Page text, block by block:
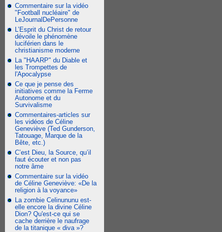
Commentaire sur la vidéo
"Football nucléaire" de
LeJournalDePersonne
L’Esprit du Christ de retour
dévoile le phénomène
luciférien dans le
christianisme moderne
La "HAARP" du Diable et
les Trompettes de
l'Apocalypse
Ce que je pense des
initiatives comme la Ferme
Autonome et du
Survivalisme
Commentaires-articles sur
les vidéos de Céline
Geneviève (Ted Gunderson,
Tatouage, Marque de la
Bête, etc.)
C’est Dieu, la Source, qu’il
faut écouter et non pas
notre âme
Commentaire sur la vidéo
de Céline Geneviève: «De la
religion à la voyance»
La zombie Celinununu est-
elle encore la divine Céline
Dion? Qu'est-ce qui se
cache derrière le naufrage
de la titanique « diva »?